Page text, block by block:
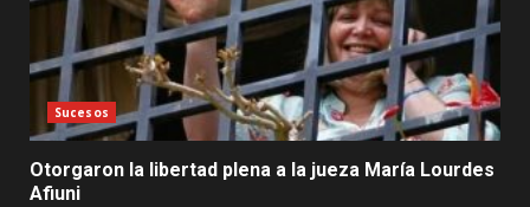
Sucesos
Otorgaron la libertad plena a la jueza María Lourdes
Afiuni